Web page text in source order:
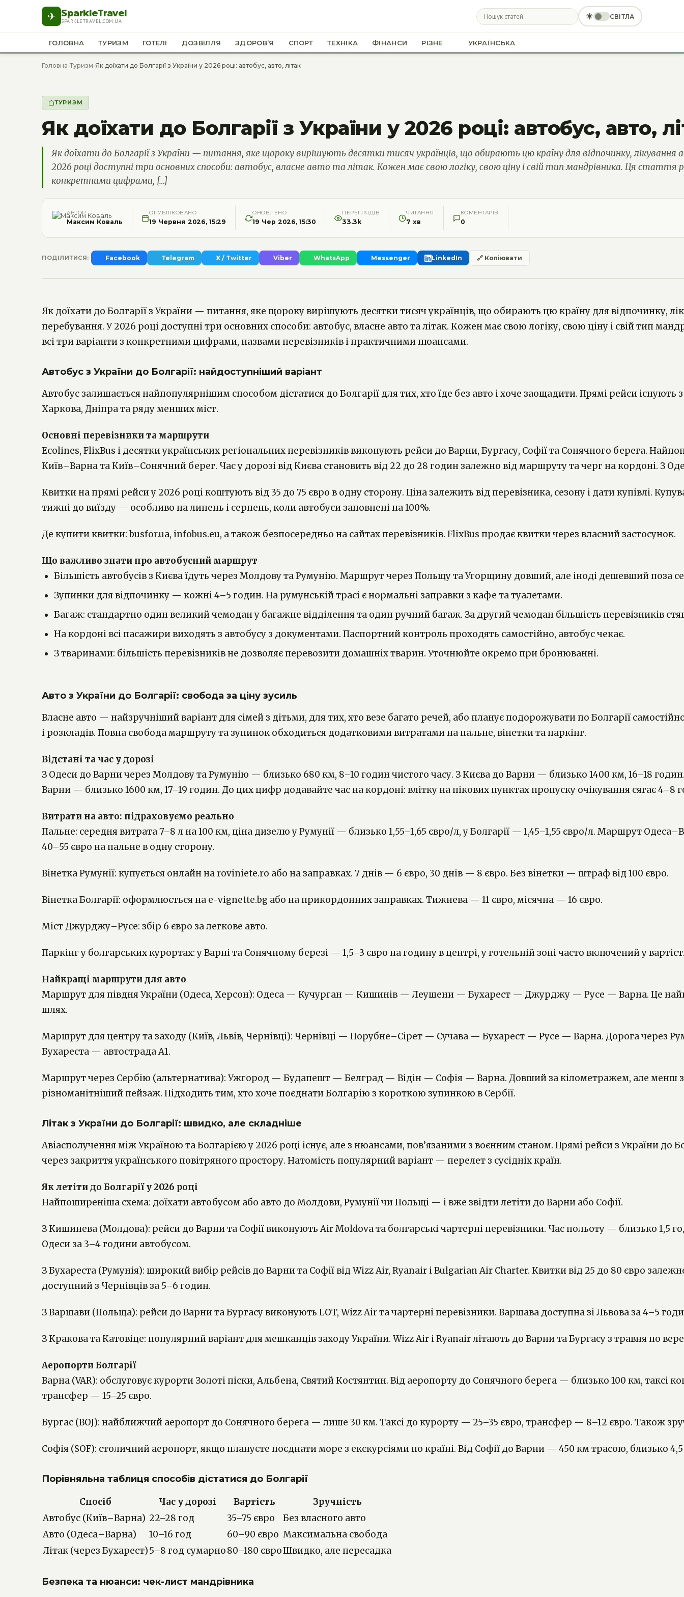
✈ SparkleTravel
SPARKLETRAVEL.COM.UA
☀️ СВІТЛА
ГОЛОВНА ТУРИЗМ ГОТЕЛІ ДОЗВІЛЛЯ ЗДОРОВ’Я СПОРТ ТЕХНІКА ФІНАНСИ РІЗНЕ УКРАЇНСЬКА
Головна ›Туризм ›Як доїхати до Болгарії з України у 2026 році: автобус, авто, літак
ТУРИЗМ
Як доїхати до Болгарії з України у 2026 році: автобус, авто,
Як доїхати до Болгарії з України — питання, яке щороку вирішують десятки тисяч українців, що обирають цю країну для відпочинку, лікування
2026 році доступні три основних способи: автобус, власне авто та літак. Кожен має свою логіку, свою ціну і свій тип мандрівника. Ця стаття
конкретними цифрами, […]
АВТОР
Максим Коваль
ОПУБЛІКОВАНО
19 Червня 2026, 15:29
ОНОВЛЕНО
19 Чер 2026, 15:30
ПЕРЕГЛЯДІВ
33.3k
ЧИТАННЯ
7 хв
КОМЕНТАРІВ
0
ПОДІЛИТИСЯ: Facebook Telegram X / Twitter Viber WhatsApp Messenger LinkedIn 🔗 Копіювати
Як доїхати до Болгарії з України — питання, яке щороку вирішують десятки тисяч українців, що обирають цю країну для відпочинку,
перебування. У 2026 році доступні три основних способи: автобус, власне авто та літак. Кожен має свою логіку, свою ціну і свій тип
всі три варіанти з конкретними цифрами, назвами перевізників і практичними нюансами.
Автобус з України до Болгарії: найдоступніший варіант
Автобус залишається найпопулярнішим способом дістатися до Болгарії для тих, хто їде без авто і хоче заощадити. Прямі рейси існують
Харкова, Дніпра та ряду менших міст.
Основні перевізники та маршрути
Ecolines, FlixBus і десятки українських регіональних перевізників виконують рейси до Варни, Бургасу, Софії та Сонячного берега.
Київ–Варна та Київ–Сонячний берег. Час у дорозі від Києва становить від 22 до 28 годин залежно від маршруту та черг на кордоні. З
Квитки на прямі рейси у 2026 році коштують від 35 до 75 євро в одну сторону. Ціна залежить від перевізника, сезону і дати купівлі.
тижні до виїзду — особливо на липень і серпень, коли автобуси заповнені на 100%.
Де купити квитки: busfor.ua, infobus.eu, а також безпосередньо на сайтах перевізників. FlixBus продає квитки через власний застосунок.
Що важливо знати про автобусний маршрут
Більшість автобусів з Києва їдуть через Молдову та Румунію. Маршрут через Польщу та Угорщину довший, але іноді дешевший поза
Зупинки для відпочинку — кожні 4–5 годин. На румунській трасі є нормальні заправки з кафе та туалетами.
Багаж: стандартно один великий чемодан у багажне відділення та один ручний багаж. За другий чемодан більшість перевізників
На кордоні всі пасажири виходять з автобусу з документами. Паспортний контроль проходять самостійно, автобус чекає.
З тваринами: більшість перевізників не дозволяє перевозити домашніх тварин. Уточнюйте окремо при бронюванні.
Авто з України до Болгарії: свобода за ціну зусиль
Власне авто — найзручніший варіант для сімей з дітьми, для тих, хто везе багато речей, або планує подорожувати по Болгарії
і розкладів. Повна свобода маршруту та зупинок обходиться додатковими витратами на пальне, вінетки та паркінг.
Відстані та час у дорозі
З Одеси до Варни через Молдову та Румунію — близько 680 км, 8–10 годин чистого часу. З Києва до Варни — близько 1400 км, 16–18
Варни — близько 1600 км, 17–19 годин. До цих цифр додавайте час на кордоні: влітку на пікових пунктах пропуску очікування сягає 4–8
Витрати на авто: підраховуємо реально
Пальне: середня витрата 7–8 л на 100 км, ціна дизелю у Румунії — близько 1,55–1,65 євро/л, у Болгарії — 1,45–1,55 євро/л. Маршрут
40–55 євро на пальне в одну сторону.
Вінетка Румунії: купується онлайн на roviniete.ro або на заправках. 7 днів — 6 євро, 30 днів — 8 євро. Без вінетки — штраф від 100 євро.
Вінетка Болгарії: оформлюється на e-vignette.bg або на прикордонних заправках. Тижнева — 11 євро, місячна — 16 євро.
Міст Джурджу–Русе: збір 6 євро за легкове авто.
Паркінг у болгарських курортах: у Варні та Сонячному березі — 1,5–3 євро на годину в центрі, у готельній зоні часто включений у
Найкращі маршрути для авто
Маршрут для півдня України (Одеса, Херсон): Одеса — Кучурган — Кишинів — Леушени — Бухарест — Джурджу — Русе — Варна. Це
шлях.
Маршрут для центру та заходу (Київ, Львів, Чернівці): Чернівці — Порубне–Сірет — Сучава — Бухарест — Русе — Варна. Дорога через
Бухареста — автострада А1.
Маршрут через Сербію (альтернатива): Ужгород — Будапешт — Белград — Відін — Софія — Варна. Довший за кілометражем, але менш
різноманітніший пейзаж. Підходить тим, хто хоче поєднати Болгарію з короткою зупинкою в Сербії.
Літак з України до Болгарії: швидко, але складніше
Авіасполучення між Україною та Болгарією у 2026 році існує, але з нюансами, пов’язаними з воєнним станом. Прямі рейси з України до
через закриття українського повітряного простору. Натомість популярний варіант — перелет з сусідніх країн.
Як летіти до Болгарії у 2026 році
Найпоширеніша схема: доїхати автобусом або авто до Молдови, Румунії чи Польщі — і вже звідти летіти до Варни або Софії.
З Кишинева (Молдова): рейси до Варни та Софії виконують Air Moldova та болгарські чартерні перевізники. Час польоту — близько 1,5
Одеси за 3–4 години автобусом.
З Бухареста (Румунія): широкий вибір рейсів до Варни та Софії від Wizz Air, Ryanair і Bulgarian Air Charter. Квитки від 25 до 80 євро
доступний з Чернівців за 5–6 годин.
З Варшави (Польща): рейси до Варни та Бургасу виконують LOT, Wizz Air та чартерні перевізники. Варшава доступна зі Львова за 4–5
З Кракова та Катовіце: популярний варіант для мешканців заходу України. Wizz Air і Ryanair літають до Варни та Бургасу з травня по
Аеропорти Болгарії
Варна (VAR): обслуговує курорти Золоті піски, Альбена, Святий Костянтин. Від аеропорту до Сонячного берега — близько 100 км, таксі
трансфер — 15–25 євро.
Бургас (BOJ): найближчий аеропорт до Сонячного берега — лише 30 км. Таксі до курорту — 25–35 євро, трансфер — 8–12 євро. Також
Софія (SOF): столичний аеропорт, якщо плануєте поєднати море з екскурсіями по країні. Від Софії до Варни — 450 км трасою, близько
Порівняльна таблиця способів дістатися до Болгарії
Спосіб Час у дорозі Вартість
Зручність
Автобус (Київ–Варна) 22–28 год 35–75 євро
Без власного авто
Авто (Одеса–Варна)
10–16 год 60–90 євро Максимальна свобода
Літак (через Бухарест)5–8 год сумарно80–180 євроШвидко, але пересадка
Безпека та нюанси: чек-лист мандрівника